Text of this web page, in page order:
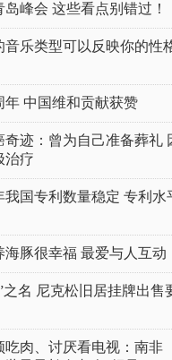
峰会 这些看点别错过！
音乐类型可以反映你的性
年 中国维和贡献获赞
迹：曾为自己准备葬礼
治疗
我国专利数量稳定 专利水
海豚很幸福 最爱与人互动
之名 尼克松旧居挂牌出售
吃肉、讨厌看电视：南非